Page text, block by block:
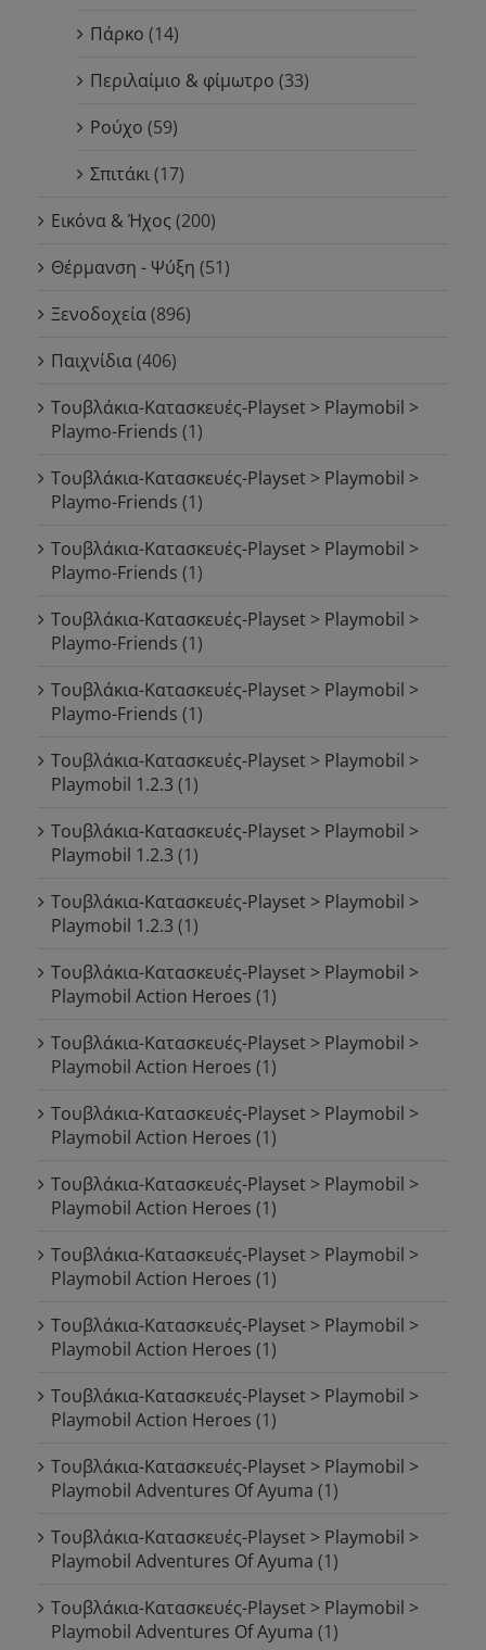
Πάρκο (14)
Περιλαίμιο & φίμωτρο (33)
Ρούχο (59)
Σπιτάκι(17)
Εικόνα & Ήχος (200)
Θέρμανση - Ψύξη (51)
Ξενοδοχεία(896)
Παιχνίδια(406)
Τουβλάκια-Κατασκευές-Playset > Playmobil >
Playmo-Friends (1)
Τουβλάκια-Κατασκευές-Playset > Playmobil >
Playmo-Friends (1)
Τουβλάκια-Κατασκευές-Playset > Playmobil >
Playmo-Friends (1)
Τουβλάκια-Κατασκευές-Playset > Playmobil >
Playmo-Friends (1)
Τουβλάκια-Κατασκευές-Playset > Playmobil >
Playmo-Friends (1)
Τουβλάκια-Κατασκευές-Playset > Playmobil >
Playmobil 1.2.3 (1)
Τουβλάκια-Κατασκευές-Playset > Playmobil >
Playmobil 1.2.3 (1)
Τουβλάκια-Κατασκευές-Playset > Playmobil >
Playmobil 1.2.3 (1)
Τουβλάκια-Κατασκευές-Playset > Playmobil >
Playmobil Action Heroes (1)
Τουβλάκια-Κατασκευές-Playset > Playmobil >
Playmobil Action Heroes (1)
Τουβλάκια-Κατασκευές-Playset > Playmobil >
Playmobil Action Heroes (1)
Τουβλάκια-Κατασκευές-Playset > Playmobil >
Playmobil Action Heroes (1)
Τουβλάκια-Κατασκευές-Playset > Playmobil >
Playmobil Action Heroes (1)
Τουβλάκια-Κατασκευές-Playset > Playmobil >
Playmobil Action Heroes (1)
Τουβλάκια-Κατασκευές-Playset > Playmobil >
Playmobil Action Heroes (1)
Τουβλάκια-Κατασκευές-Playset > Playmobil >
Playmobil Adventures Of Ayuma (1)
Τουβλάκια-Κατασκευές-Playset > Playmobil >
Playmobil Adventures Of Ayuma (1)
Τουβλάκια-Κατασκευές-Playset > Playmobil >
Playmobil Adventures Of Ayuma (1)